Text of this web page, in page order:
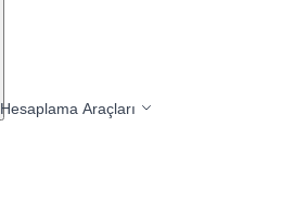
Hesaplama Araçları